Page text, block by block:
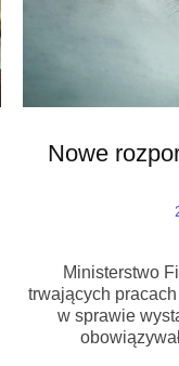
Nowe
Ministerstwo
trwających
w sprawie